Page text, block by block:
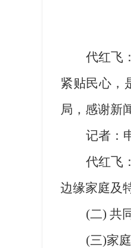
代红飞
紧贴民心，
局，感谢新
记者：
代红飞
边缘家庭及
(二) 共
(三)家